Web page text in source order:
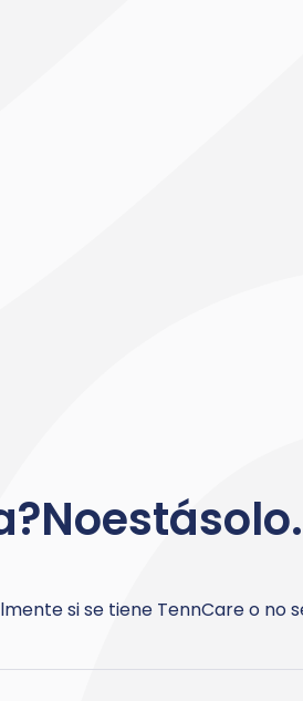
Noestásolo.
si se tiene TennCare o no